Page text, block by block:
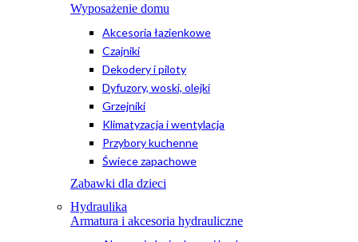
Wyposażenie domu
Akcesoria łazienkowe
Czajniki
Dekodery i piloty
Dyfuzory, woski, olejki
Grzejniki
Klimatyzacja i wentylacja
Przybory kuchenne
Świece zapachowe
Zabawki dla dzieci
Hydraulika
Armatura i akcesoria hydrauliczne